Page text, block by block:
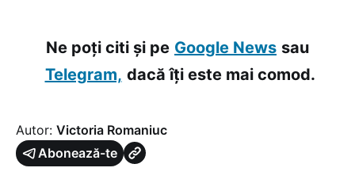
Ne poți citi și pe Google News sau
Telegram, dacă îți este mai comod.
Autor: Victoria Romaniuc
Abonează-te